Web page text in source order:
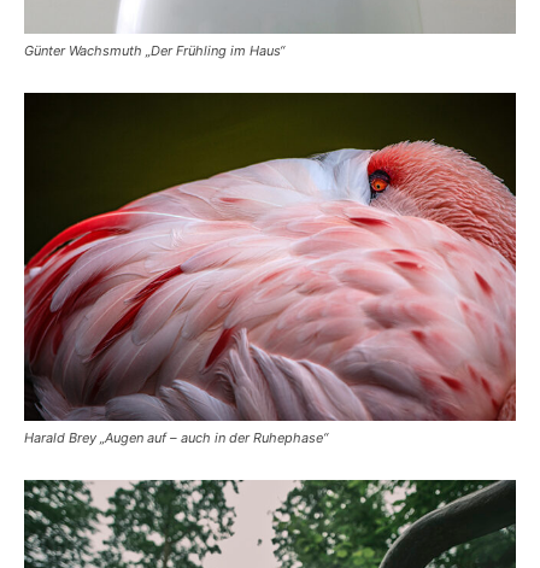
Günter Wachsmuth „Der Frühling im Haus“
Harald Brey „Augen auf – auch in der Ruhephase“